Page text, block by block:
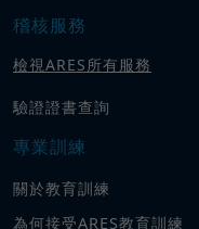
稽核服務
檢視ARES所有服務
驗證證書查詢
專業訓練
關於教育訓練
為何接受ARES教育訓練